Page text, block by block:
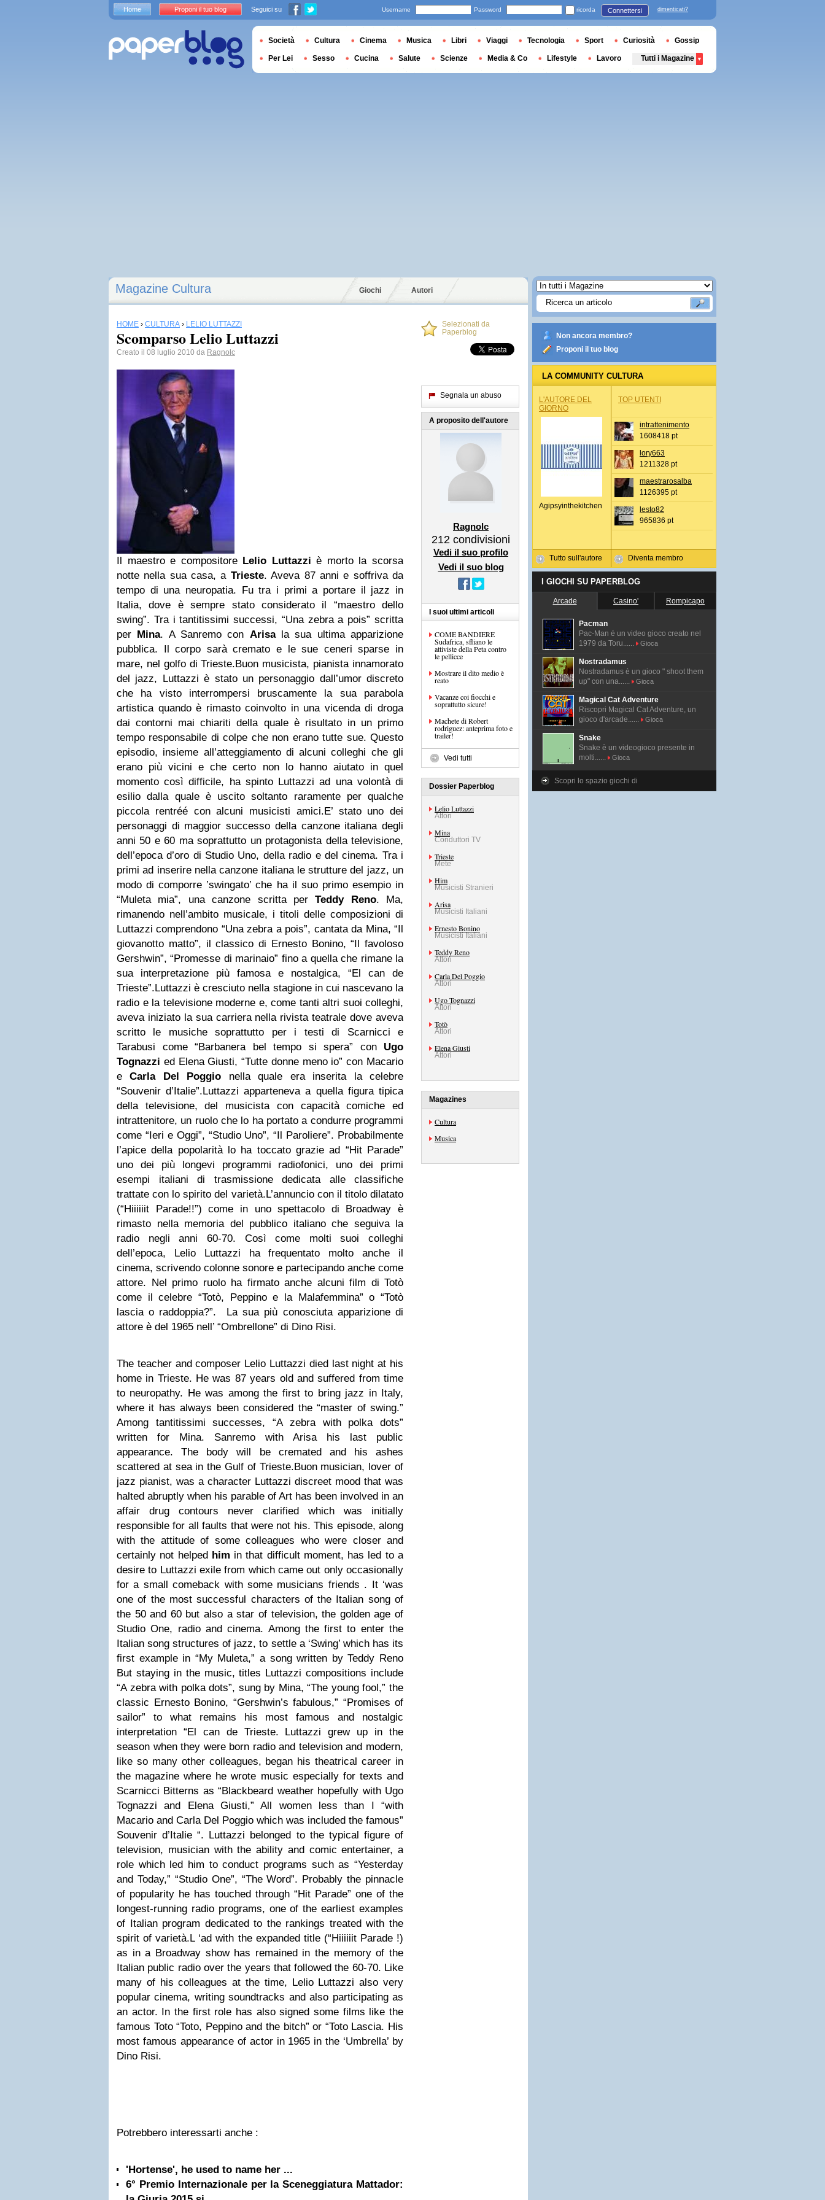
Magazine Cultura Giochi Autori
HOME › CULTURA › LELIO LUTTAZZI
Scomparso Lelio Luttazzi
Creato il 08 luglio 2010 da Ragnolc
Il maestro e compositore Lelio Luttazzi è morto la scorsa
notte nella sua casa, a Trieste. Aveva 87 anni e soffriva da
tempo di una neuropatia. Fu tra i primi a portare il jazz in
Italia, dove è sempre stato considerato il “maestro dello
swing”. Tra i tantitissimi successi, “Una zebra a pois” scritta
per Mina. A Sanremo con Arisala sua ultima apparizione
pubblica. Il corpo sarà cremato e le sue ceneri sparse in
mare, nel golfo di Trieste.Buon musicista, pianista innamorato
del jazz, Luttazzi è stato un personaggio dall’umor discreto
che ha visto interrompersi bruscamente la sua parabola
artistica quando è rimasto coinvolto in una vicenda di droga
dai contorni mai chiariti della quale è risultato in un primo
tempo responsabile di colpe che non erano tutte sue. Questo
episodio, insieme all’atteggiamento di alcuni colleghi che gli
erano più vicini e che certo non lo hanno aiutato in quel
momento così difficile, ha spinto Luttazzi ad una volontà di
esilio dalla quale è uscito soltanto raramente per qualche
piccola rentréé con alcuni musicisti amici.E’ stato uno dei
personaggi di maggior successo della canzone italiana degli
anni 50 e 60 ma soprattutto un protagonista della televisione,
dell’epoca d’oro di Studio Uno, della radio e del cinema. Tra i
primi ad inserire nella canzone italiana le strutture del jazz, un
modo di comporre ’swingato’ che ha il suo primo esempio in
“Muleta mia”, una canzone scritta perTeddy Reno. Ma,
rimanendo nell’ambito musicale, i titoli delle composizioni di
Luttazzi comprendono “Una zebra a pois”, cantata da Mina, “Il
giovanotto matto”, il classico di Ernesto Bonino, “Il favoloso
Gershwin”, “Promesse di marinaio” fino a quella che rimane la
sua interpretazione più famosa e nostalgica, “El can de
Trieste”.Luttazzi è cresciuto nella stagione in cui nascevano la
radio e la televisione moderne e, come tanti altri suoi colleghi,
aveva iniziato la sua carriera nella rivista teatrale dove aveva
scritto le musiche soprattutto per i testi di Scarnicci e
Tarabusi come “Barbanera bel tempo si spera” con Ugo
Tognazzi ed Elena Giusti, “Tutte donne meno io” con Macario
eCarla Del Poggio nella quale era inserita la celebre
“Souvenir d’Italie”.Luttazzi apparteneva a quella figura tipica
della televisione, del musicista con capacità comiche ed
intrattenitore, un ruolo che lo ha portato a condurre programmi
come “Ieri e Oggi”, “Studio Uno”, “Il Paroliere”. Probabilmente
l’apice della popolarità lo ha toccato grazie ad “Hit Parade”
uno dei più longevi programmi radiofonici, uno dei primi
esempi italiani di trasmissione dedicata alle classifiche
trattate con lo spirito del varietà.L’annuncio con il titolo dilatato
(“Hiiiiiit Parade!!”) come in uno spettacolo di Broadway è
rimasto nella memoria del pubblico italiano che seguiva la
radio negli anni 60-70. Così come molti suoi colleghi
dell’epoca, Lelio Luttazzi ha frequentato molto anche il
cinema, scrivendo colonne sonore e partecipando anche come
attore. Nel primo ruolo ha firmato anche alcuni film di Totò
come il celebre “Totò, Peppino e la Malafemmina” o “Totò
lascia o raddoppia?”. La sua più conosciuta apparizione di
attore è del 1965 nell’ “Ombrellone” di Dino Risi.
The teacher and composer Lelio Luttazzi died last night at his
home in Trieste. He was 87 years old and suffered from time
to neuropathy. He was among the first to bring jazz in Italy,
where it has always been considered the “master of swing.”
Among tantitissimi successes, “A zebra with polka dots”
written for Mina. Sanremo with Arisa his last public
appearance. The body will be cremated and his ashes
scattered at sea in the Gulf of Trieste.Buon musician, lover of
jazz pianist, was a character Luttazzi discreet mood that was
halted abruptly when his parable of Art has been involved in an
affair drug contours never clarified which was initially
responsible for all faults that were not his. This episode, along
with the attitude of some colleagues who were closer and
certainly not helped him in that difficult moment, has led to a
desire to Luttazzi exile from which came out only occasionally
for a small comeback with some musicians friends . It ‘was
one of the most successful characters of the Italian song of
the 50 and 60 but also a star of television, the golden age of
Studio One, radio and cinema. Among the first to enter the
Italian song structures of jazz, to settle a ‘Swing’ which has its
first example in “My Muleta,” a song written by Teddy Reno
But staying in the music, titles Luttazzi compositions include
“A zebra with polka dots”, sung by Mina, “The young fool,” the
classic Ernesto Bonino, “Gershwin’s fabulous,” “Promises of
sailor” to what remains his most famous and nostalgic
interpretation “El can de Trieste. Luttazzi grew up in the
season when they were born radio and television and modern,
like so many other colleagues, began his theatrical career in
the magazine where he wrote music especially for texts and
Scarnicci Bitterns as “Blackbeard weather hopefully with Ugo
Tognazzi and Elena Giusti,” All women less than I “with
Macario and Carla Del Poggio which was included the famous”
Souvenir d’Italie “. Luttazzi belonged to the typical figure of
television, musician with the ability and comic entertainer, a
role which led him to conduct programs such as “Yesterday
and Today,” “Studio One”, “The Word”. Probably the pinnacle
of popularity he has touched through “Hit Parade” one of the
longest-running radio programs, one of the earliest examples
of Italian program dedicated to the rankings treated with the
spirit of varietà.L ‘ad with the expanded title (“Hiiiiiit Parade !)
as in a Broadway show has remained in the memory of the
Italian public radio over the years that followed the 60-70. Like
many of his colleagues at the time, Lelio Luttazzi also very
popular cinema, writing soundtracks and also participating as
an actor. In the first role has also signed some films like the
famous Toto “Toto, Peppino and the bitch” or “Toto Lascia. His
most famous appearance of actor in 1965 in the ‘Umbrella’ by
Dino Risi.
Potrebbero interessarti anche :
'Hortense', he used to name her ...
6° Premio Internazionale per la Sceneggiatura Mattador:
Selezionati da
Paperblog
Segnala un abuso
A proposito dell'autore
Ragnolc
212 condivisioni
Vedi il suo profilo
Vedi il suo blog
I suoi ultimi articoli
COME BANDIERE
Sudafrica, sfliano le
attiviste della Peta contro
le pellicce
Mostrare il dito medio è
reato
Vacanze coi fiocchi e
soprattutto sicure!
Machete di Robert
rodriguez: anteprima foto e
trailer!
Vedi tutti
Dossier Paperblog
Lelio Luttazzi
Attori
Mina
Conduttori TV
Trieste
Mete
Him
Musicisti Stranieri
Arisa
Musicisti Italiani
Ernesto Bonino
Musicisti Italiani
Teddy Reno
Attori
Carla Del Poggio
Attori
Ugo Tognazzi
Attori
Totò
Attori
Elena Giusti
Attori
Magazines
Cultura
Musica
Non ancora membro?
Proponi il tuo blog
LA COMMUNITY CULTURA
L'AUTORE DEL
GIORNO
Agipsyinthekitchen
Tutto sull'autore
TOP UTENTI
intrattenimento
1608418 pt
lory663
1211328 pt
maestrarosalba
1126395 pt
lesto82
965836 pt
Diventa membro
I GIOCHI SU PAPERBLOG
Arcade Casino' Rompicapo
Pacman
Pac-Man é un video gioco creato nel
1979 da Toru......
Gioca
Nostradamus
Nostradamus è un gioco " shoot them
up" con una......
Gioca
Magical Cat Adventure
Riscopri Magical Cat Adventure, un
gioco d'arcade......
Gioca
Snake
Snake è un videogioco presente in
molti......
Gioca
Scopri lo spazio giochi di
Home Proponi il tuo blog Seguici su Username Password ricorda Connettersi dimenticati?
Società Cultura Cinema Musica Libri Viaggi Tecnologia Sport Curiosità Gossip
Per Lei Sesso Cucina Salute Scienze Media & Co Lifestyle Lavoro Tutti i Magazine